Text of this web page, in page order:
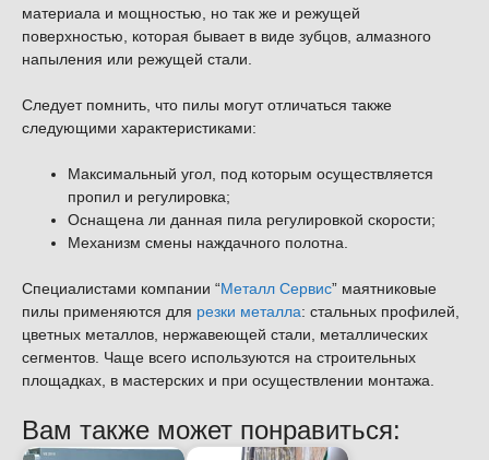
материала и мощностью, но так же и режущей
поверхностью, которая бывает в виде зубцов, алмазного
напыления или режущей стали.
Следует помнить, что пилы могут отличаться также
следующими характеристиками:
Максимальный угол, под которым осуществляется
пропил и регулировка;
Оснащена ли данная пила регулировкой скорости;
Механизм смены наждачного полотна.
Специалистами компании “Металл Сервис” маятниковые
пилы применяются для резки металла: стальных профилей,
цветных металлов, нержавеющей стали, металлических
сегментов. Чаще всего используются на строительных
площадках, в мастерских и при осуществлении монтажа.
Вам также может понравиться: